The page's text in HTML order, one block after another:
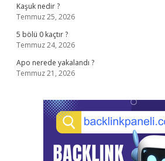
Kaşuk nedir ?
Temmuz 25, 2026
5 bölü 0 kaçtır ?
Temmuz 24, 2026
Apo nerede yakalandı ?
Temmuz 21, 2026